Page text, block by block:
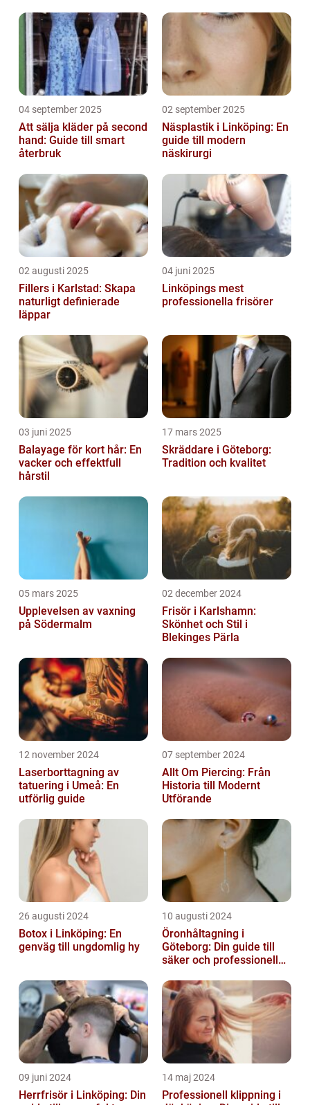
04 september 2025
Att sälja kläder på second
hand: Guide till smart
återbruk
02 september 2025
Näsplastik i Linköping: En
guide till modern
näskirurgi
02 augusti 2025
Fillers i Karlstad: Skapa
naturligt definierade
läppar
04 juni 2025
Linköpings mest
professionella frisörer
03 juni 2025
Balayage för kort hår: En
vacker och effektfull
hårstil
17 mars 2025
Skräddare i Göteborg:
Tradition och kvalitet
05 mars 2025
Upplevelsen av vaxning
på Södermalm
02 december 2024
Frisör i Karlshamn:
Skönhet och Stil i
Blekinges Pärla
12 november 2024
Laserborttagning av
tatuering i Umeå: En
utförlig guide
07 september 2024
Allt Om Piercing: Från
Historia till Modernt
Utförande
26 augusti 2024
Botox i Linköping: En
genväg till ungdomlig hy
10 augusti 2024
Öronhåltagning i
Göteborg: Din guide till
säker och professionell
09 juni 2024
Herrfrisör i Linköping: Din
14 maj 2024
Professionell klippning i